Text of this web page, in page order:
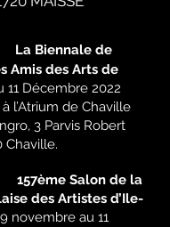
.
La Biennale de
Amis des Arts de
11 Décembre 2022
l’Atrium de Chaville
3 Parvis Robert
Chaville.
157ème Salon de la
des Artistes d’Ile-
novembre au 11